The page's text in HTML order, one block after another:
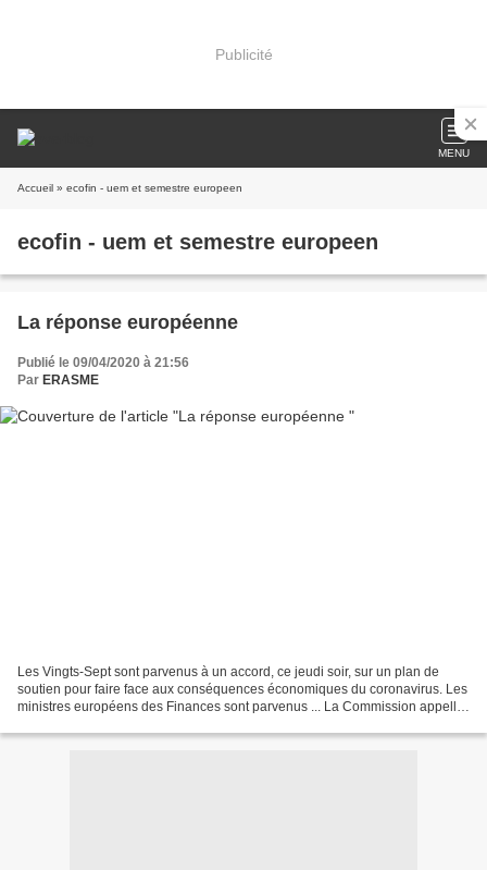
Publicité
MENU
Accueil » ecofin - uem et semestre europeen
ecofin - uem et semestre europeen
La réponse européenne
Publié le 09/04/2020 à 21:56
Par ERASME
Les Vingts-Sept sont parvenus à un accord, ce jeudi soir, sur un plan de
soutien pour faire face aux conséquences économiques du coronavirus. Les
ministres européens des Finances sont parvenus ... La Commission appelle